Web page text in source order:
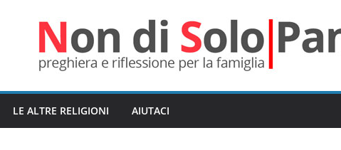
LE ALTRE RELIGIONI AIUTACI